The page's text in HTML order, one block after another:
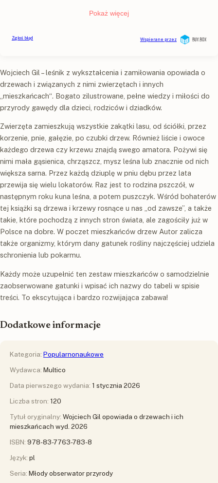
Wojciech Gil – leśnik z wykształcenia i zamiłowania opowiada o
drzewach i związanych z nimi zwierzętach i innych
„mieszkańcach“. Bogato zilustrowane, pełne wiedzy i miłości do
przyrody gawędy dla dzieci, rodziców i dziadków.
Zwierzęta zamieszkują wszystkie zakątki lasu, od ściółki, przez
korzenie, pnie, gałęzie, po czubki drzew. Również liście i owoce
każdego drzewa czy krzewu znajdą swego amatora. Pożywi się
nimi mała gąsienica, chrząszcz, mysz leśna lub znacznie od nich
większa sarna. Przez każdą dziuplę w pniu dębu przez lata
przewija się wielu lokatorów. Raz jest to rodzina pszczół, w
następnym roku kuna leśna, a potem puszczyk. Wśród bohaterów
tej książki są drzewa i krzewy rosnące u nas „od zawsze”, a także
takie, które pochodzą z innych stron świata, ale zagościły już w
Polsce na dobre. W poczet mieszkańców drzew Autor zalicza
także organizmy, którym dany gatunek rośliny najczęściej udziela
schronienia lub pokarmu.
Każdy może uzupełnić ten zestaw mieszkańców o samodzielnie
zaobserwowane gatunki i wpisać ich nazwy do tabeli w spisie
treści. To ekscytująca i bardzo rozwijająca zabawa!
Dodatkowe informacje
Kategoria: Popularnonaukowe
Wydawca: Multico
Data pierwszego wydania: 1 stycznia 2026
Liczba stron: 120
Tytuł oryginalny: Wojciech Gil opowiada o drzewach i ich
mieszkańcach wyd. 2026
ISBN: 978-83-7763-783-8
Język: pl
Seria: Młody obserwator przyrody